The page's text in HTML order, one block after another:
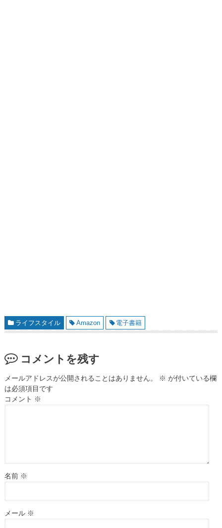
ライフスタイル Amazon 電子書籍
コメントを残す
メールアドレスが公開されることはありません。 ※ が付いている欄
は必須項目です
コメント ※
名前 ※
メール ※